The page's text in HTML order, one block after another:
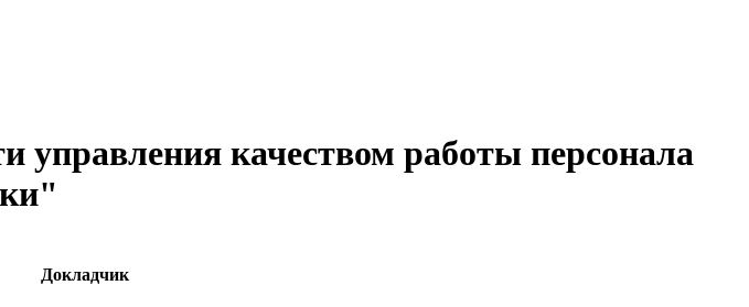
управления качеством работы персонала
Докладчик